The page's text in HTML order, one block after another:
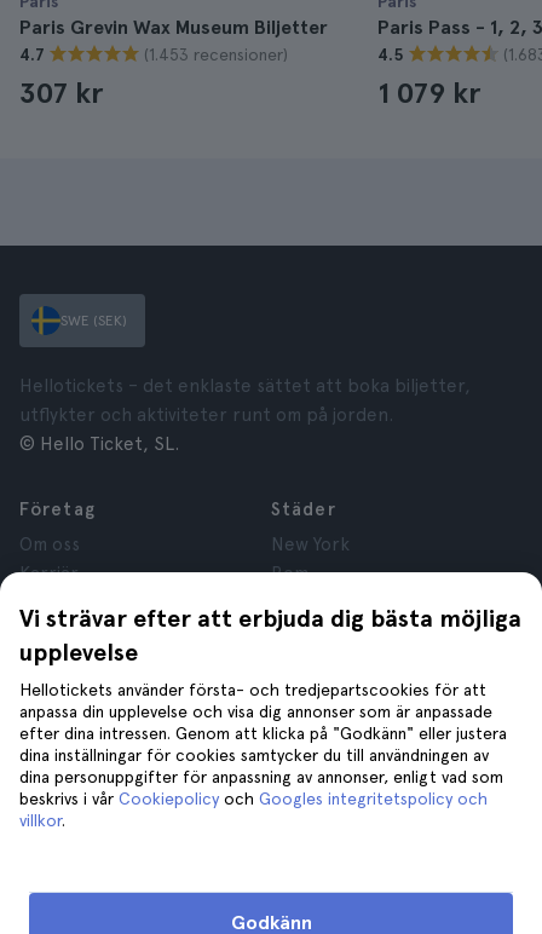
Paris Grevin Wax Museum Biljetter
4.7 (1.453 recensioner)
307 kr
Paris Pass - 1, 2,
4.5
1 079 kr
Vi strävar efter att erbjuda dig bästa möjliga
upplevelse
Hellotickets använder första- och tredjepartscookies för att
anpassa din upplevelse och visa dig annonser som är anpassade
efter dina intressen. Genom att klicka på "Godkänn" eller justera
dina inställningar för cookies samtycker du till användningen av
dina personuppgifter för anpassning av annonser, enligt vad som
beskrivs i vår Cookiepolicy och Googles integritetspolicy och
villkor.
Godkänn
SWE (SEK)
Hellotickets – det enklaste sättet att boka biljetter,
utflykter och aktiviteter runt om på jorden.
© Hello Ticket, SL.
Företag
Om oss
Karriär
Recensioner
Sekretess
Regler och villkor
Juridisk Rådgivning
Cookies
Städer
New York
Rom
London
Kraków
Tenerife
Hjälp
Gå med oss på